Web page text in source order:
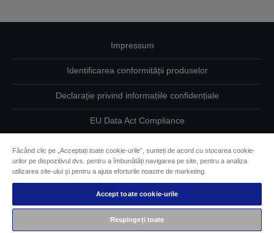
Impressum
Identificarea conformității produselor
Declarație privind informațiile confidențiale
EU Data Act Compliance
Informaţii despre modulele cookie
Angajamentul Epson pe linie de accesibilitate
Drepturi de autor © 2026 Seiko Epson
Făcând clic pe „Acceptați toate cookie-urile”, sunteți de acord cu stocarea cookie-
urilor pe dispozitivul dvs. pentru a îmbunătăți navigarea pe site, pentru a analiza
utilizarea site-ului și pentru a ajuta eforturile noastre de marketing.
Accept toate cookie-urile
Respingeți toate